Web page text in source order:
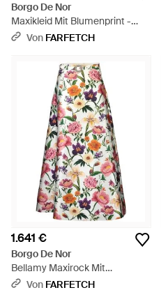
Borgo De Nor
Maxikleid Mit Blumenprint -
WeißVon FARFETCH
1.641 €
Borgo De Nor
Bellamy Maxirock Mit
Blumenprint - Weiß
Von FARFETCH